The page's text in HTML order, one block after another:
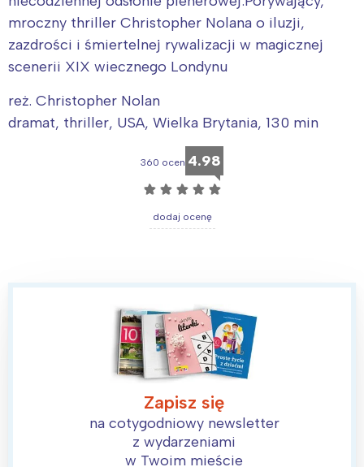
mroczny thriller Christopher Nolana o iluzji,
zazdrości i śmiertelnej rywalizacji w magicznej
scenerii XIX wiecznego Londynu
reż. Christopher Nolan
dramat, thriller, USA, Wielka Brytania, 130 min
360 ocen 4.98
☆ ☆ ☆ ☆ ☆
dodaj ocenę
Zapisz się
na cotygodniowy newsletter
z wydarzeniami
w Twoim mieście